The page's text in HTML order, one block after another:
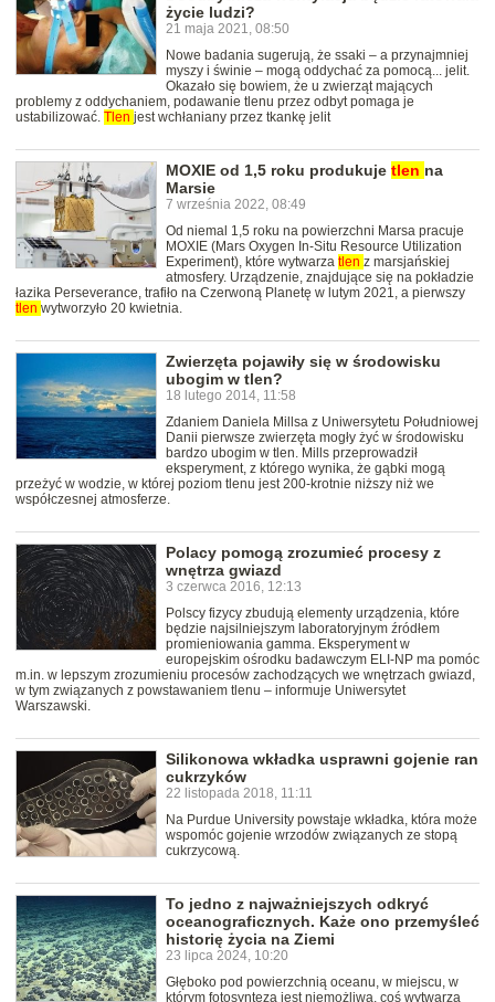
życie ludzi?
21 maja 2021, 08:50
Nowe badania sugerują, że ssaki – a przynajmniej
myszy i świnie – mogą oddychać za pomocą... jelit.
Okazało się bowiem, że u zwierząt mających
problemy z oddychaniem, podawanie tlenu przez odbyt pomaga je
ustabilizować. Tlen jest wchłaniany przez tkankę jelit
MOXIE od 1,5 roku produkuje tlen na
Marsie
7 września 2022, 08:49
Od niemal 1,5 roku na powierzchni Marsa pracuje
MOXIE (Mars Oxygen In-Situ Resource Utilization
Experiment), które wytwarza tlen z marsjańskiej
atmosfery. Urządzenie, znajdujące się na pokładzie
łazika Perseverance, trafiło na Czerwoną Planetę w lutym 2021, a pierwszy
tlen wytworzyło 20 kwietnia.
Zwierzęta pojawiły się w środowisku
ubogim w tlen?
18 lutego 2014, 11:58
Zdaniem Daniela Millsa z Uniwersytetu Południowej
Danii pierwsze zwierzęta mogły żyć w środowisku
bardzo ubogim w tlen. Mills przeprowadził
eksperyment, z którego wynika, że gąbki mogą
przeżyć w wodzie, w której poziom tlenu jest 200-krotnie niższy niż we
współczesnej atmosferze.
Polacy pomogą zrozumieć procesy z
wnętrza gwiazd
3 czerwca 2016, 12:13
Polscy fizycy zbudują elementy urządzenia, które
będzie najsilniejszym laboratoryjnym źródłem
promieniowania gamma. Eksperyment w
europejskim ośrodku badawczym ELI-NP ma pomóc
m.in. w lepszym zrozumieniu procesów zachodzących we wnętrzach gwiazd,
w tym związanych z powstawaniem tlenu – informuje Uniwersytet
Warszawski.
Silikonowa wkładka usprawni gojenie ran
cukrzyków
22 listopada 2018, 11:11
Na Purdue University powstaje wkładka, która może
wspomóc gojenie wrzodów związanych ze stopą
cukrzycową.
To jedno z najważniejszych odkryć
oceanograficznych. Każe ono przemyśleć
historię życia na Ziemi
23 lipca 2024, 10:20
Głęboko pod powierzchnią oceanu, w miejscu, w
którym fotosynteza jest niemożliwa, coś wytwarza